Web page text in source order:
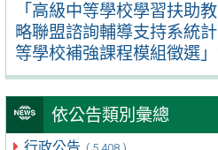
「高級中等學校學習扶助
略聯盟諮詢輔導支持系統
等學校補強課程模組徵選
依公告類別彙總